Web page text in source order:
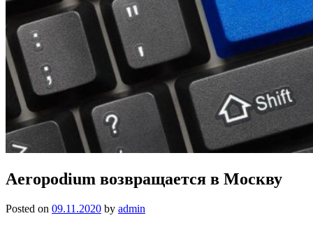
Aeropodium возвращается в Москву
Posted on 09.11.2020 by admin